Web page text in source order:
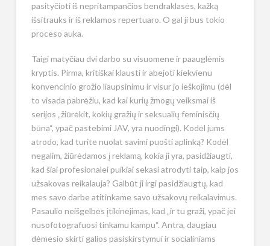
pasityčioti iš nepritampančios bendraklasės, kažką
išsitrauks ir iš reklamos repertuaro. O gal ji bus tokio
proceso auka.
Taigi matyčiau dvi darbo su visuomene ir paauglėmis
kryptis. Pirma, kritiškai klausti ir abejoti kiekvienu
konvencinio grožio liaupsinimu ir visur jo ieškojimu (dėl
to visada pabrėžiu, kad kai kurių žmogų veiksmai iš
serijos „žiūrėkit, kokių gražių ir seksualių feminisčių
būna“, ypač pastebimi JAV, yra nuodingi). Kodėl jums
atrodo, kad turite nuolat savimi puošti aplinką? Kodėl
negalim, žiūrėdamos į reklamą, kokia ji yra, pasidžiaugti,
kad šiai profesionalei puikiai sekasi atrodyti taip, kaip jos
užsakovas reikalauja? Galbūt ji irgi pasidžiaugtų, kad
mes savo darbe atitinkame savo užsakovų reikalavimus.
Pasaulio neišgelbės įtikinėjimas, kad „ir tu graži, ypač jei
nusofotografuosi tinkamu kampu“. Antra, daugiau
dėmesio skirti galios pasiskirstymui ir socialiniams